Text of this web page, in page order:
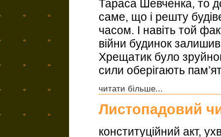
Тараса Шевченка, то
саме, що і решту
часом. І навіть той
війни будинок
Хрещатик було
сили оберігають
читати більше...
Листопадовий
конституційний акт,